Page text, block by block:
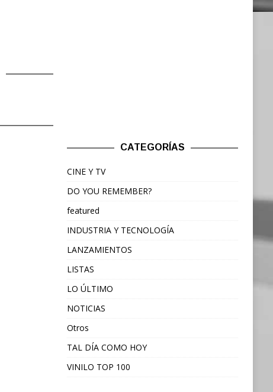
CATEGORÍAS
CINE Y TV
DO YOU REMEMBER?
featured
INDUSTRIA Y TECNOLOGÍA
LANZAMIENTOS
LISTAS
LO ÚLTIMO
NOTICIAS
Otros
TAL DÍA COMO HOY
VINILO TOP 100